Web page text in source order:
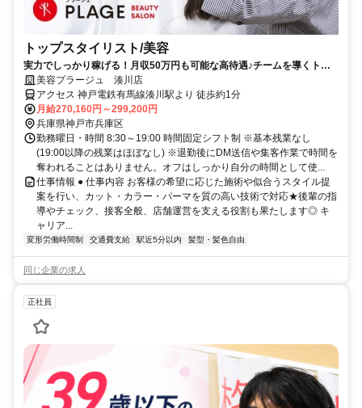
トップスタイリスト/美容
実力でしっかり稼げる！月収50万円も可能な高待遇♪チームを導くトッ
プスタイリスト！
美容プラージュ 湊川店
アクセス 神戸電鉄有馬線湊川駅より 徒歩約1分
月給270,160円～299,200円
兵庫県神戸市兵庫区
勤務曜日・時間 8:30～19:00 時間固定シフト制 ※基本残業なし
(19:00以降の残業はほぼなし) ※退勤後にDM送信や集客作業で時間を
奪われることはありません。オフはしっかり自分の時間として使...
仕事情報 ● 仕事内容 お客様の希望に応じた施術や似合うスタイル提
案を行い、カット・カラー・パーマを質の高い技術で対応★後輩の指
導やチェック、接客全般、店舗運営を支える役割も果たします◎ キ
ャリア...
変形労働時間制 交通費支給 駅近5分以内 髪型・髪色自由
同じ企業の求人
正社員